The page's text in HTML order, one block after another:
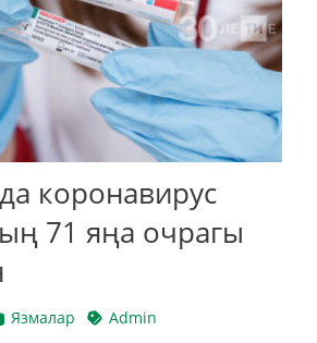
коронавирус
71 яңа очрагы
Язмалар Admin